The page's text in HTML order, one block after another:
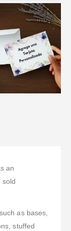
an
sold
as bases,
stuffed